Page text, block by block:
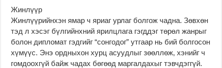
Жинлүүр
Жинлүүрийнхэн ямар ч яриаг урлаг болгож чадна. Зөвхөн
тэд л хэсэг бүлгийнхний ярилцлага гэгддэг төрөл жанрыг
болон дипломат гэдгийг “сонгодог” утгаар нь бий болгосон
хүмүүс. Энэ ордныхон хурц асуудлыг зөөллөж, хэнийг ч
гомдоохгүй байж чадах бөгөөд маргалдахыг тэвчдэггүй.